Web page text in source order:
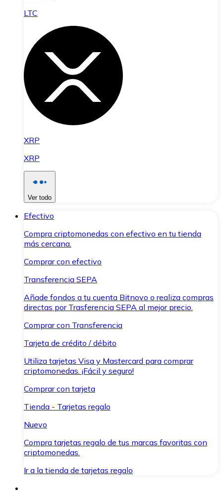
LTC
XRP
XRP
Ver todo
Efectivo
Compra criptomonedas con efectivo en tu tienda
más cercana.
Comprar con efectivo
Transferencia SEPA
Añade fondos a tu cuenta Bitnovo o realiza compras
directas por Trasferencia SEPA al mejor precio.
Comprar con Transferencia
Tarjeta de crédito / débito
Utiliza tarjetas Visa y Mastercard para comprar
criptomonedas. ¡Fácil y seguro!
Comprar con tarjeta
Tienda - Tarjetas regalo
Nuevo
Compra tarjetas regalo de tus marcas favoritas con
criptomonedas.
Ir a la tienda de tarjetas regalo